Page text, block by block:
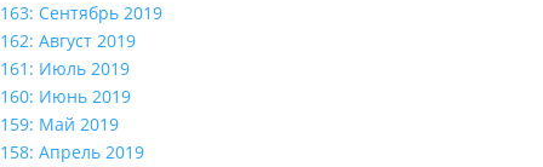
163: Сентябрь 2019
162: Август 2019
161: Июль 2019
160: Июнь 2019
159: Май 2019
158: Апрель 2019